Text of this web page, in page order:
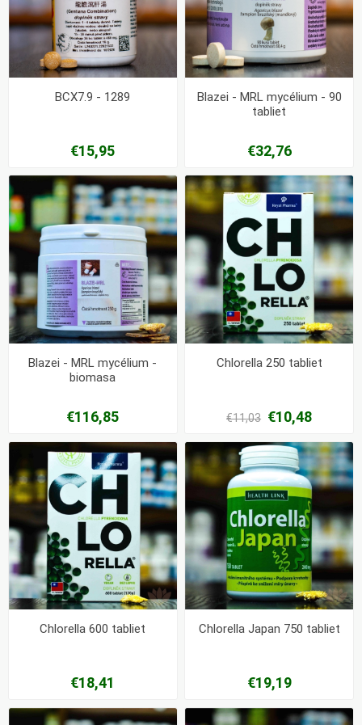
BCX7.9 - 1289
€15,95
Blazei - MRL mycélium - 90
tabliet
€32,76
Blazei - MRL mycélium -
biomasa
€116,85
Chlorella 250 tabliet
€11,03 €10,48
Chlorella 600 tabliet
€18,41
Chlorella Japan 750 tabliet
€19,19